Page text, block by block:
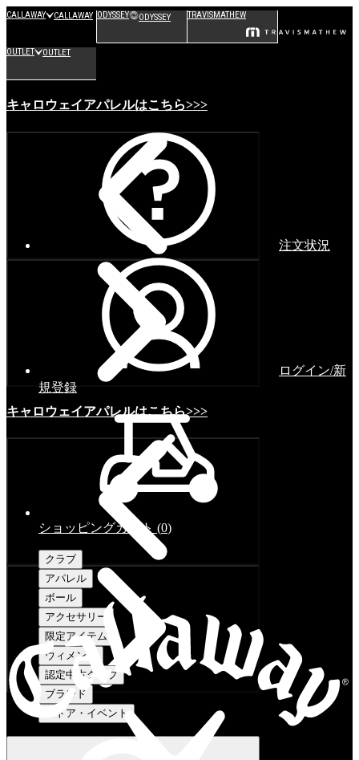
CALLAWAY CALLAWAY ODYSSEY ODYSSEY TRAVISMATHEW
OUTLET OUTLET
キャロウェイアパレルはこちら>>>
キャロウェイアパレルはこちら>>>
注文状況
ログイン/新
規登録
ショッピングカート (0)
クラブ
アパレル
ボール
アクセサリー
限定アイテム
ウィメンズ
認定中古クラブ
ブランド
ストア・イベント